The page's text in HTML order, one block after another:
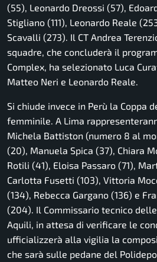
(55), Leonardo Dreossi (57),
Stigliano (111), Leonardo Reale
Scavalli (273). Il CT Andrea
squadre, che concluderà il
Complex, ha selezionato Luca
Matteo Neri e Leonardo Reale.
Si chiude invece in Perù la Coppa
femminile. A Lima
Michela Battiston (numero 8 al
(20), Manuela Spica (37), Chiara
Rotili (41), Eloisa Passaro (71),
Carlotta Fusetti (103), Vittoria
(134), Rebecca Gargano (136) e
(204). Il Commissario tecnico
Aquili, in attesa di verificare le
ufficializzerà alla vigilia la
che sarà sulle pedane del